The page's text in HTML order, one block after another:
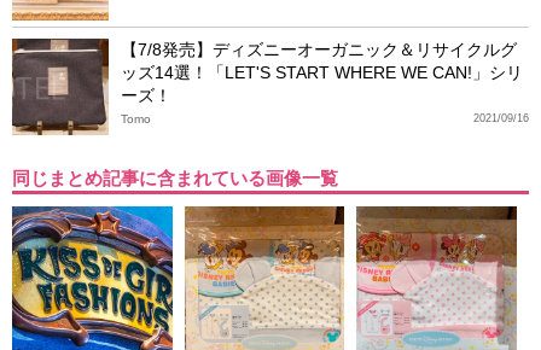
【7/8発売】ディズニーオーガニック＆リサイクルグ
ッズ14選！「LET'S START WHERE WE CAN!」シリ
ーズ！
2021/09/16
Tomo
同じまとめ記事に含まれている画像一覧